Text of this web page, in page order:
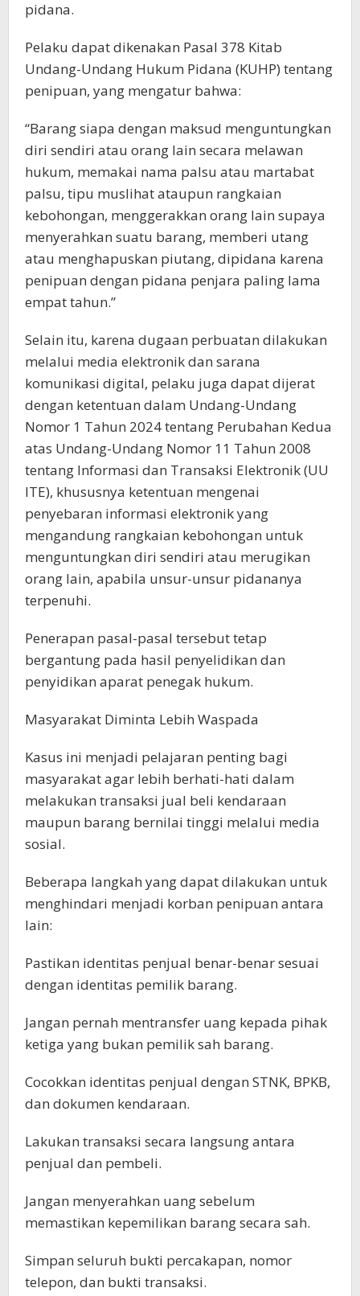
pidana.
Pelaku dapat dikenakan Pasal 378 Kitab
Undang-Undang Hukum Pidana (KUHP) tentang
penipuan, yang mengatur bahwa:
“Barang siapa dengan maksud menguntungkan
diri sendiri atau orang lain secara melawan
hukum, memakai nama palsu atau martabat
palsu, tipu muslihat ataupun rangkaian
kebohongan, menggerakkan orang lain supaya
menyerahkan suatu barang, memberi utang
atau menghapuskan piutang, dipidana karena
penipuan dengan pidana penjara paling lama
empat tahun.”
Selain itu, karena dugaan perbuatan dilakukan
melalui media elektronik dan sarana
komunikasi digital, pelaku juga dapat dijerat
dengan ketentuan dalam Undang-Undang
Nomor 1 Tahun 2024 tentang Perubahan Kedua
atas Undang-Undang Nomor 11 Tahun 2008
tentang Informasi dan Transaksi Elektronik (UU
ITE), khususnya ketentuan mengenai
penyebaran informasi elektronik yang
mengandung rangkaian kebohongan untuk
menguntungkan diri sendiri atau merugikan
orang lain, apabila unsur-unsur pidananya
terpenuhi.
Penerapan pasal-pasal tersebut tetap
bergantung pada hasil penyelidikan dan
penyidikan aparat penegak hukum.
Masyarakat Diminta Lebih Waspada
Kasus ini menjadi pelajaran penting bagi
masyarakat agar lebih berhati-hati dalam
melakukan transaksi jual beli kendaraan
maupun barang bernilai tinggi melalui media
sosial.
Beberapa langkah yang dapat dilakukan untuk
menghindari menjadi korban penipuan antara
lain:
Pastikan identitas penjual benar-benar sesuai
dengan identitas pemilik barang.
Jangan pernah mentransfer uang kepada pihak
ketiga yang bukan pemilik sah barang.
Cocokkan identitas penjual dengan STNK, BPKB,
dan dokumen kendaraan.
Lakukan transaksi secara langsung antara
penjual dan pembeli.
Jangan menyerahkan uang sebelum
memastikan kepemilikan barang secara sah.
Simpan seluruh bukti percakapan, nomor
telepon, dan bukti transaksi.